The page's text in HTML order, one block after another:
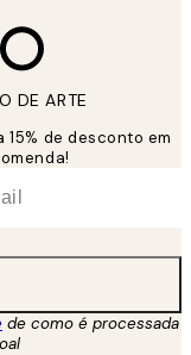
DE ARTE
de desconto em
de como é processada